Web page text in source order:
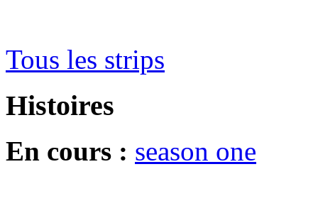
Tous les strips
Histoires
En cours : season one